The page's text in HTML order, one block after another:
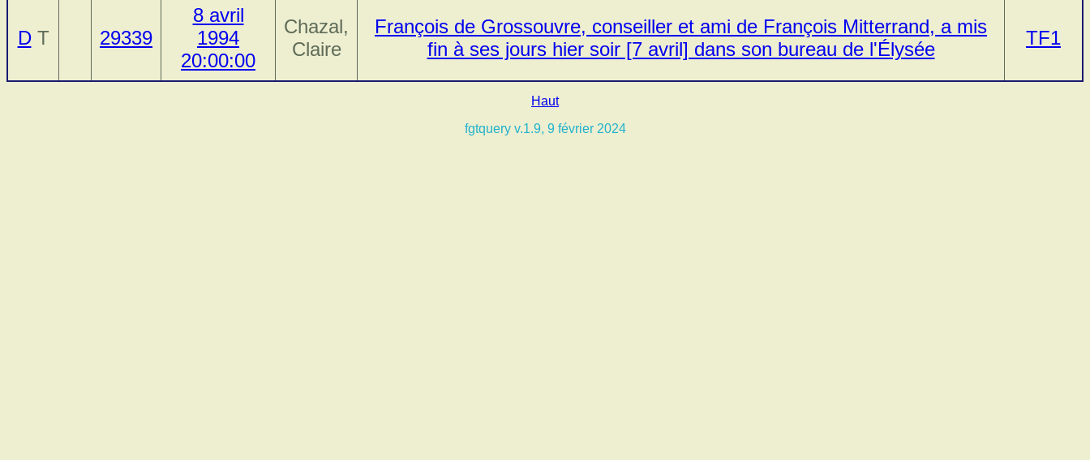
DT 29339
8 avril
1994
20:00:00
Chazal,
Claire
François de Grossouvre, conseiller et ami de François Mitterrand, a mis
fin à ses jours hier soir [7 avril] dans son bureau de l'Élysée
TF1
Haut
fgtquery v.1.9, 9 février 2024